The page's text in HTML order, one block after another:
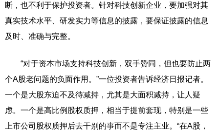
断，也不利于保护投资者。针对科技创新企业，要加强对其
真实技术水平、研发实力等信息的披露，要保证披露的信息
及时、准确与完整。
“对于资本市场支持科技创新，双手赞同，但也要防止两
个A股老问题的负面作用。”一位投资者告诉经济日报记者。
一个是大股东迫不及待减持，尤其是大面积减持，让人疑
虑。一个是高比例股权质押，相当于提前套现，特别是一些
上市公司股权质押后去干别的事而不是专注主业。“在A股，